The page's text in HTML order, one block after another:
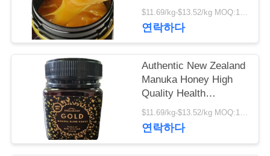
에
하
Manufacturer Supply
Bulk Premium Manuka
Honey
$11.69/kg-$13.52/kg MOQ:1000kg
연락하다
Authentic New Zealand
Manuka Honey High
Quality Health
Supplement Factory
Supply Fresh Organic
Food Grade Manuka
$11.69/kg-$13.52/kg MOQ:1000kg
연락하다